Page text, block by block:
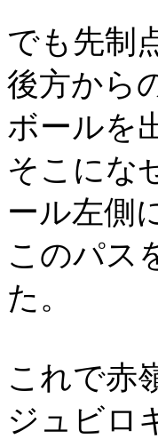
でも先制
後方から
ボールを
そこにな
ール左側
このパス
た。
これで赤
ジュビロ